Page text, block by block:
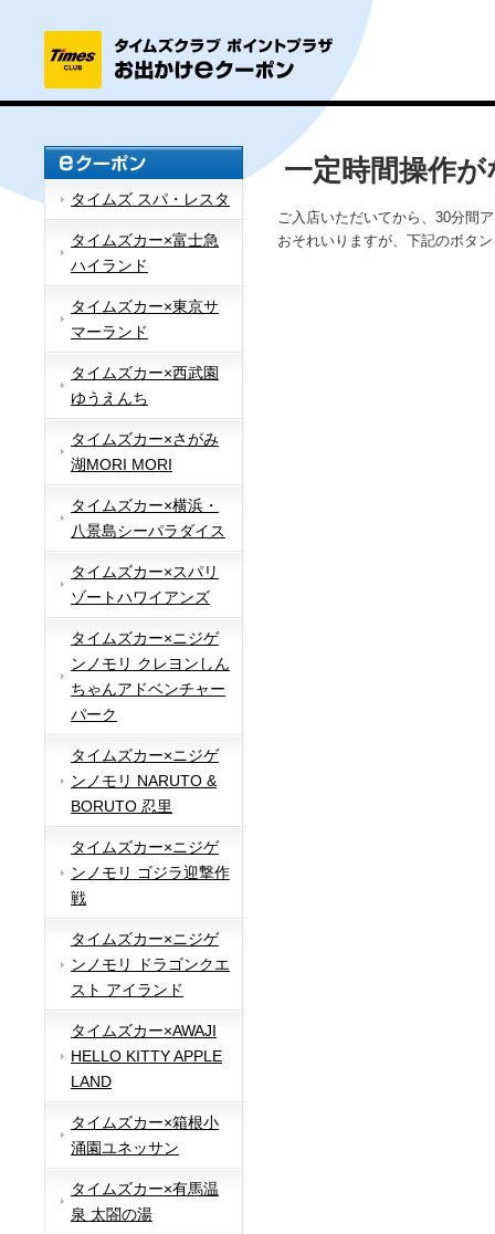
タイムズ スパ・レスタ
タイムズカー×富士急
ハイランド
タイムズカー×東京サ
マーランド
タイムズカー×西武園
ゆうえんち
タイムズカー×さがみ
湖MORI MORI
タイムズカー×横浜・
八景島シーパラダイス
タイムズカー×スパリ
ゾートハワイアンズ
タイムズカー×ニジゲ
ンノモリ クレヨンしん
ちゃんアドベンチャー
パーク
タイムズカー×ニジゲ
ンノモリ NARUTO &
BORUTO 忍里
タイムズカー×ニジゲ
ンノモリ ゴジラ迎撃作
戦
タイムズカー×ニジゲ
ンノモリ ドラゴンクエ
スト アイランド
タイムズカー×AWAJI
HELLO KITTY APPLE
LAND
タイムズカー×箱根小
涌園ユネッサン
タイムズカー×有馬温
泉 太閤の湯
一定時間操作
ご入店いただいてから、30分間
おそれいりますが、下記のボタ